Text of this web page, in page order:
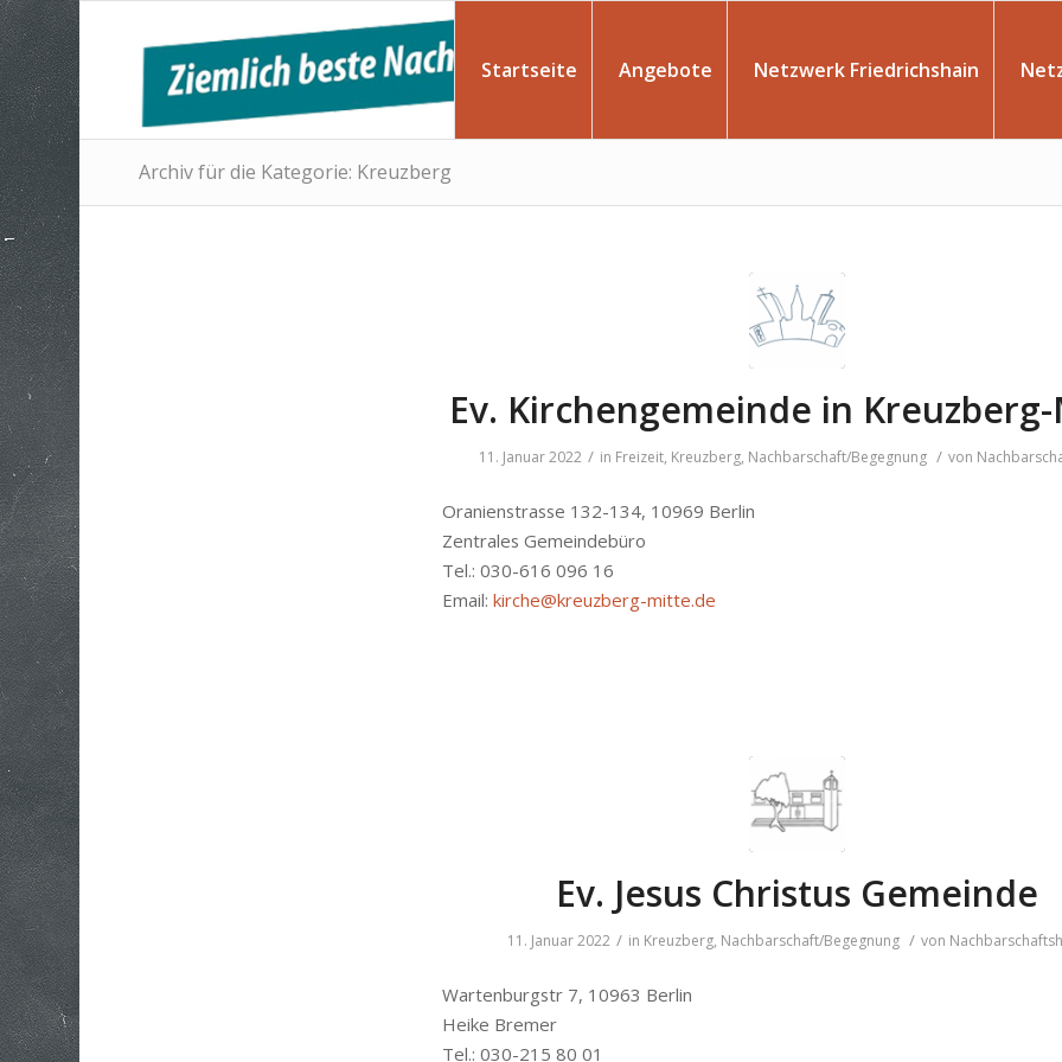
Startseite Angebote Netzwerk Friedrichshain
Archiv für die Kategorie: Kreuzberg
Ev. Kirchengemeinde in
11. Januar 2022 / in Freizeit, Kreuzberg, Nachbarschaft/Begegnung / von
Oranienstrasse 132-134, 10969 Berlin
Zentrales Gemeindebüro
Tel.: 030-616 096 16
Email: kirche@kreuzberg-mitte.de
Ev. Jesus Christus Gemeinde
11. Januar 2022 / in Kreuzberg, Nachbarschaft/Begegnung / von
Wartenburgstr 7, 10963 Berlin
Heike Bremer
Tel.: 030-215 80 01